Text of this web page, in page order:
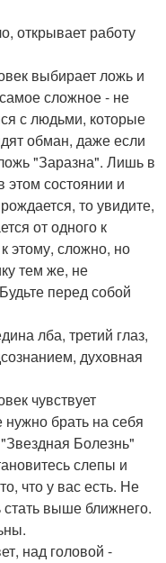
открывает работу
выбирает ложь и
сложное - не
с людьми, которые
обман, даже если
"Заразна". Лишь в
этом состоянии и
то увидите,
от одного к
этому, сложно, но
тем же, не
перед собой
лба, третий глаз,
духовная
чувствует
брать на себя
Болезнь"
слепы и
что у вас есть. Не
выше ближнего.
над головой -